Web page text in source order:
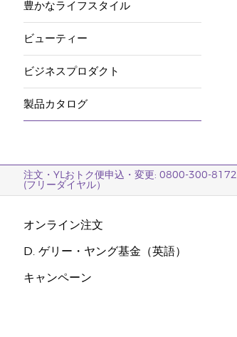
豊かなライフスタイル
ビューティー
ビジネスプロダクト
製品カタログ
注文・YLおトク便申込・変更: 0800-300-8172
(フリーダイヤル）
オンライン注文
D. ゲリー・ヤング基金（英語）
キャンペーン